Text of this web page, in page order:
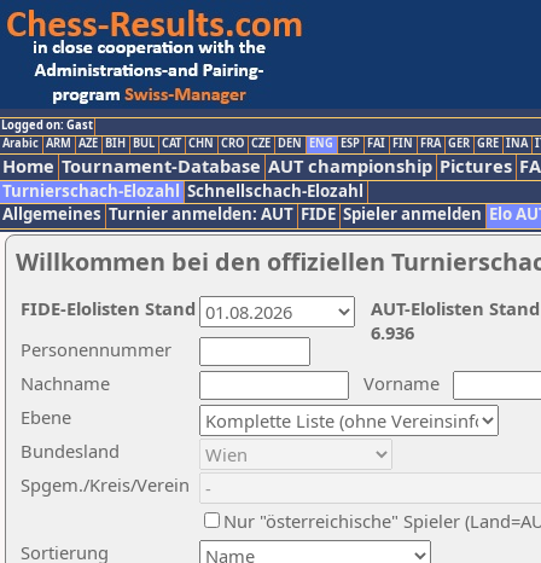
Logged on: Gast
Arabic ARM AZE BIH BUL CAT CHN CRO CZE DEN ENG ESP FAI FIN FRA GER GRE INA
Home Tournament-Database AUT championship Pictures
Turnierschach-Elozahl Schnellschach-Elozahl
Allgemeines Turnier anmelden: AUT FIDE Spieler anmelden Elo
Willkommen bei den offiziellen
Nachname
Vorname
Ebene
Sortierung
Personennummer
Bundesland
Spgem./Kreis/Verein
Nur "österreichische" Spieler
AUT-Elolisten
6.936
FIDE-Elolisten Stand